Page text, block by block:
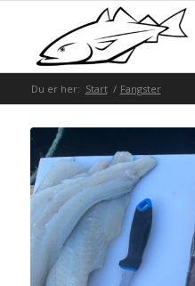
Du er her: Start / Fangster